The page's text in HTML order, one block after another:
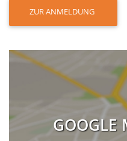
ZUR ANMELDUNG
GOOGLE